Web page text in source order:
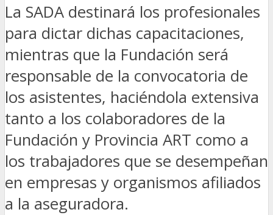
La SADA destinará los profesionales
para dictar dichas capacitaciones,
mientras que la Fundación será
responsable de la convocatoria de
los asistentes, haciéndola extensiva
tanto a los colaboradores de la
Fundación y Provincia ART como a
los trabajadores que se desempeñan
en empresas y organismos afiliados
a la aseguradora.